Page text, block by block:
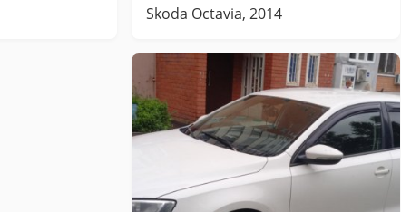
Skoda Octavia, 2014